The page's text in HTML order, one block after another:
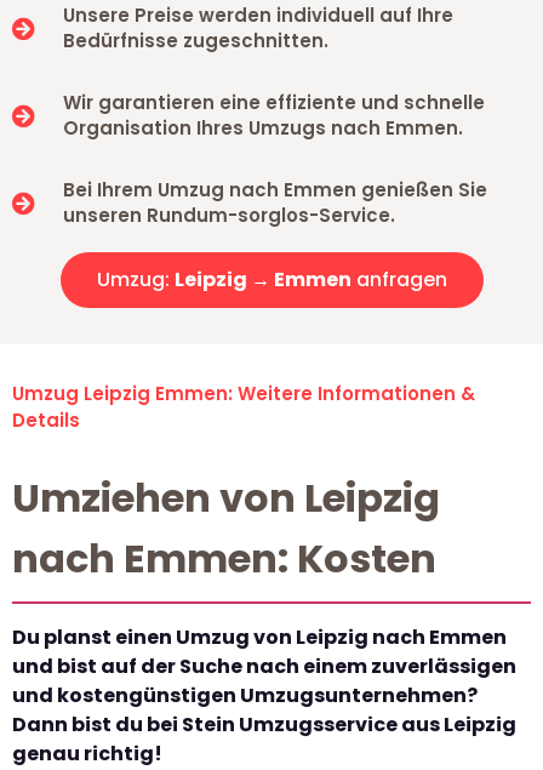
Unsere Preise werden individuell auf Ihre
Bedürfnisse zugeschnitten.
Wir garantieren eine effiziente und schnelle
Organisation Ihres Umzugs nach Emmen.
Bei Ihrem Umzug nach Emmen genießen Sie
unseren Rundum-sorglos-Service.
Umzug: Leipzig → Emmen anfragen
Umzug Leipzig Emmen: Weitere Informationen &
Details
Umziehen von Leipzig
nach Emmen: Kosten
Du planst einen Umzug von Leipzig nach Emmen
und bist auf der Suche nach einem zuverlässigen
und kostengünstigen Umzugsunternehmen?
Dann bist du bei Stein Umzugsservice aus Leipzig
genau richtig!